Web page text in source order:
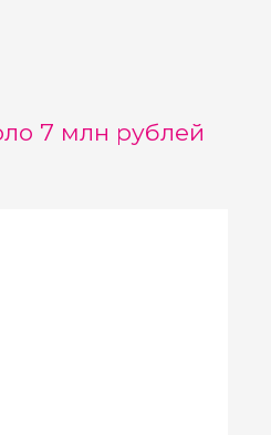
7 млн рублей